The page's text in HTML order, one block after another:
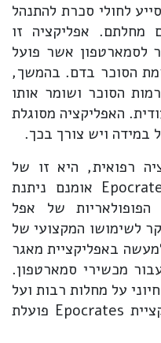
לחולי סכרת להתנהל
מחלתם. אפליקציה זו
לסמארטפון אשר פועל
הסוכר בדם. בהמשך,
הסוכר ושומר אותו
האפליקציה מסוגלת
במידה ויש צורך בכך.
רפואית, היא זו של
אפליקציית Epocrates אומנם ניתנת
הפופולאריות של אפל
לשימושו המקצועי של
באפליקציית מאגר
מכשירי סמארטפון.
על מחלות רבות ועל
אופן דרכי הטיפול בהן. אפליקציית Epocrates פועלת